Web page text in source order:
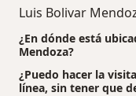
Luis Bolivar
¿En dónde está
Mendoza?
¿Puedo hacer la
línea, sin tener que